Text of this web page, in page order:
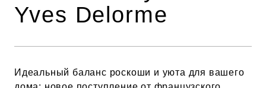
Yves Delorme
Идеальный баланс роскоши и уюта для вашего